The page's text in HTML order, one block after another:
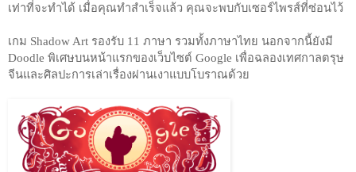
เท่าที่จะทำได้ เมื่อคุณทำสำเร็จแล้ว คุณจะพบกับเซอร์ไพรส์ที่ซ่อนไว้
เกม Shadow Art รองรับ 11 ภาษา รวมทั้งภาษาไทย นอกจากนี้ยังมี
Doodle พิเศษบนหน้าแรกของเว็บไซต์ Google เพื่อฉลองเทศกาลตรุษ
จีนและศิลปะการเล่าเรื่องผ่านเงาแบบโบราณด้วย